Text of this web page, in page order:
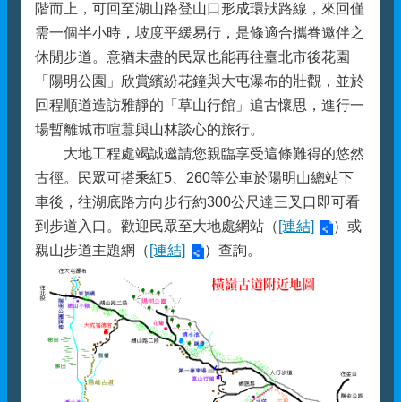
階而上，可回至湖山路登山口形成環狀路線，來回僅
需一個半小時，坡度平緩易行，是條適合攜眷邀伴之
休閒步道。意猶未盡的民眾也能再往臺北市後花園
「陽明公園」欣賞繽紛花鐘與大屯瀑布的壯觀，並於
回程順道造訪雅靜的「草山行館」追古懷思，進行一
場暫離城市喧囂與山林談心的旅行。
大地工程處竭誠邀請您親臨享受這條難得的悠然
古徑。民眾可搭乘紅5、260等公車於陽明山總站下
車後，往湖底路方向步行約300公尺達三叉口即可看
到步道入口。歡迎民眾至大地處網站（ [連結]
）或
親山步道主題網（ [連結] ）查詢。